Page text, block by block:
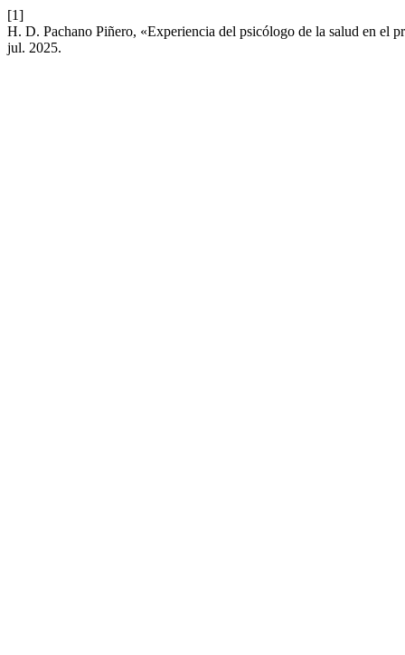
[1]
H. D. Pachano Piñero, «Experiencia del psicólogo de la salud en el
jul. 2025.